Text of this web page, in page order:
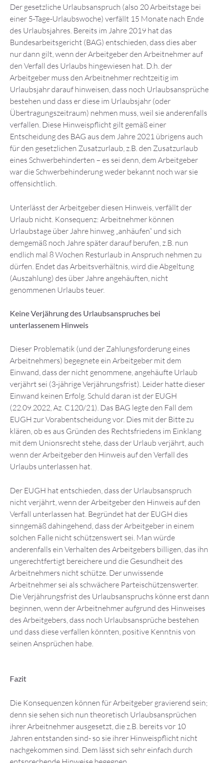
Der gesetzliche Urlaubsanspruch (also 20 Arbeitstage bei
einer 5-Tage-Urlaubswoche) verfällt 15 Monate nach Ende
des Urlaubsjahres. Bereits im Jahre 2019 hat das
Bundesarbeitsgericht (BAG) entschieden, dass dies aber
nur dann gilt, wenn der Arbeitgeber den Arbeitnehmer auf
den Verfall des Urlaubs hingewiesen hat. D.h. der
Arbeitgeber muss den Arbeitnehmer rechtzeitig im
Urlaubsjahr darauf hinweisen, dass noch Urlaubsansprüche
bestehen und dass er diese im Urlaubsjahr (oder
Übertragungszeitraum) nehmen muss, weil sie anderenfalls
verfallen. Diese Hinweispflicht gilt gemäß einer
Entscheidung des BAG aus dem Jahre 2021 übrigens auch
für den gesetzlichen Zusatzurlaub, z.B. den Zusatzurlaub
eines Schwerbehinderten – es sei denn, dem Arbeitgeber
war die Schwerbehinderung weder bekannt noch war sie
offensichtlich.
Unterlässt der Arbeitgeber diesen Hinweis, verfällt der
Urlaub nicht. Konsequenz: Arbeitnehmer können
Urlaubstage über Jahre hinweg „anhäufen“ und sich
demgemäß noch Jahre später darauf berufen, z.B. nun
endlich mal 8 Wochen Resturlaub in Anspruch nehmen zu
dürfen. Endet das Arbeitsverhältnis, wird die Abgeltung
(Auszahlung) des über Jahre angehäuften, nicht
genommenen Urlaubs teuer.
Keine Verjährung des Urlaubsanspruches bei
unterlassenem Hinweis
Dieser Problematik (und der Zahlungsforderung eines
Arbeitnehmers) begegnete ein Arbeitgeber mit dem
Einwand, dass der nicht genommene, angehäufte Urlaub
verjährt sei (3-jährige Verjährungsfrist). Leider hatte dieser
Einwand keinen Erfolg. Schuld daran ist der EUGH
(22.09.2022, Az. C120/21). Das BAG legte den Fall dem
EUGH zur Vorabentscheidung vor. Dies mit der Bitte zu
klären, ob es aus Gründen des Rechtsfriedens im Einklang
mit dem Unionsrecht stehe, dass der Urlaub verjährt, auch
wenn der Arbeitgeber den Hinweis auf den Verfall des
Urlaubs unterlassen hat.
Der EUGH hat entschieden, dass der Urlaubsanspruch
nicht verjährt, wenn der Arbeitgeber den Hinweis auf den
Verfall unterlassen hat. Begründet hat der EUGH dies
sinngemäß dahingehend, dass der Arbeitgeber in einem
solchen Falle nicht schützenswert sei. Man würde
anderenfalls ein Verhalten des Arbeitgebers billigen, das ihn
ungerechtfertigt bereichere und die Gesundheit des
Arbeitnehmers nicht schütze. Der unwissende
Arbeitnehmer sei als schwächere Parteischützenswerter.
Die Verjährungsfrist des Urlaubsanspruchs könne erst dann
beginnen, wenn der Arbeitnehmer aufgrund des Hinweises
des Arbeitgebers, dass noch Urlaubsansprüche bestehen
und dass diese verfallen könnten, positive Kenntnis von
seinen Ansprüchen habe.
Fazit
Die Konsequenzen können für Arbeitgeber gravierend sein;
denn sie sehen sich nun theoretisch Urlaubsansprüchen
ihrer Arbeitnehmer ausgesetzt, die z.B. bereits vor 10
Jahren entstanden sind- so sie ihrer Hinweispflicht nicht
nachgekommen sind. Dem lässt sich sehr einfach durch